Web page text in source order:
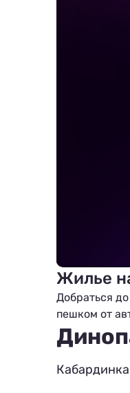
Жилье
Добраться
пешком от
Кабардинка